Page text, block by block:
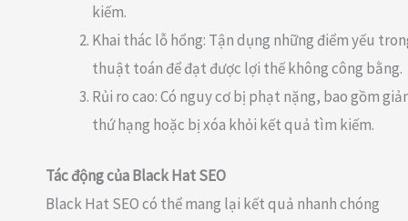
kiếm.
Khai thác lỗ hổng: Tận dụng những điểm yếu
thuật toán để đạt được lợi thế không công bằng.
Rủi ro cao: Có nguy cơ bị phạt nặng, bao gồm
thứ hạng hoặc bị xóa khỏi kết quả tìm kiếm.
Tác động của Black Hat SEO
Black Hat SEO có thể mang lại kết quả nhanh chóng